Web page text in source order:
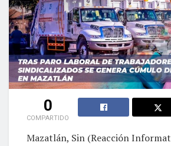
0
COMPARTIDO
Mazatlán, Sin (Reacción